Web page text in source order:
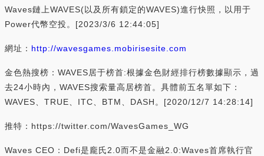
Waves鏈上WAVES(以及所有鎖定的WAVES)進行快照，以用于
Power代幣空投。[2023/3/6 12:44:05]
網址： http://wavesgames.mobirisesite.com
金色熱搜榜：WAVES居于榜首:根據金色財經排行榜數據顯示，過
去24小時內，WAVES搜索量高居榜首。具體前五名單如下：
WAVES、TRUE、ITC、BTM、DASH。[2020/12/7 14:28:14]
推特：https://twitter.com/WavesGames_WG
Waves CEO：Defi是龐氏2.0而不是金融2.0:Waves首席執行官